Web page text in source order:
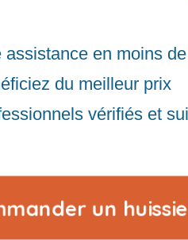
assistance en moins
du meilleur prix
vérifiés et
un